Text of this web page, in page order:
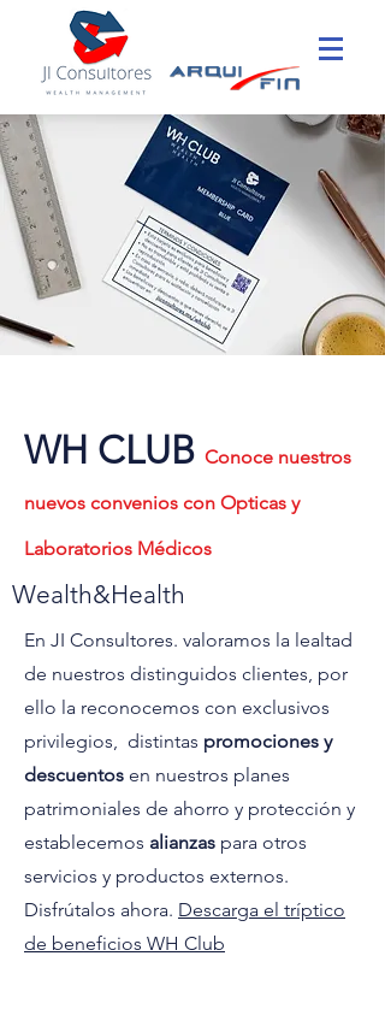
WH CLUB Conoce nuestros
nuevos convenios con Opticas y
Laboratorios Médicos
Wealth&Health
En JI Consultores. valoramos la lealtad
de nuestros distinguidos clientes, por
ello la reconocemos con exclusivos
privilegios, distintas promociones y
descuentos en nuestros planes
patrimoniales de ahorro y protección y
establecemos alianzas para otros
servicios y productos externos.
Disfrútalos ahora. Descarga el tríptico
de beneficios WH Club